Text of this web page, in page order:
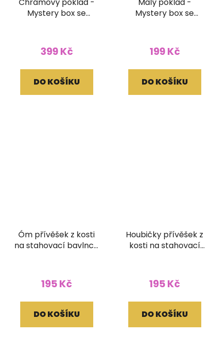
Chrámový poklad -
Mystery box se
399 Kč
DO KOŠÍKU
Malý poklad -
Mystery box se
199 Kč
DO KOŠÍKU
Óm přívěšek z kosti
na stahovací bavlnce
195 Kč
DO KOŠÍKU
Houbičky přívěšek z
kosti na stahovací
195 Kč
DO KOŠÍKU